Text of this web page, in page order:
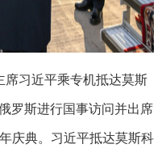
席习近平乘专机抵达莫斯
罗斯进行国事访问并出席
庆典。习近平抵达莫斯科